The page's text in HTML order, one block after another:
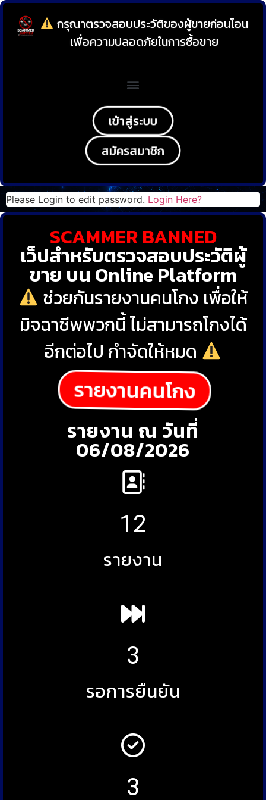
กรุณาตรวจสอบประวัติของผู้ขายก่อนโอน
เพื่อความปลอดภัยในการซื้อขาย
เข้าสู่ระบบ
สมัครสมาชิก
Please Login to edit password. Login Here?
SCAMMER BANNED
เว็ปสำหรับตรวจสอบประวัติผู้
ขาย บน Online Platform
ช่วยกันรายงานคนโกง เพื่อให้
มิจฉาชีพพวกนี้ ไม่สามารถโกงได้
อีกต่อไป กำจัดให้หมด
รายงานคนโกง
รายงาน ณ วันที่
06/08/2026
12
รายงาน
3
รอการยืนยัน
3